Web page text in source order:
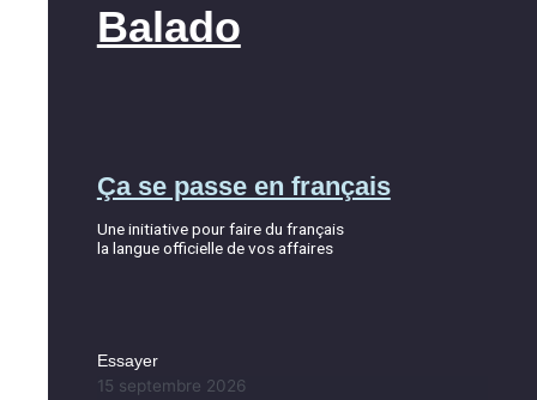
Balado
Ça se passe en français
Une initiative pour faire du français
la langue officielle de vos affaires
Essayer
15 septembre 2026